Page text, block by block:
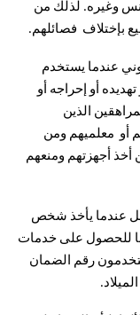
وغيره. لذلك من
بإختلاف فصائلهم.
عندما يستخدم
أو إحراجه أو
الذين
أو معلميهم ومن
أخذ أجهزتهم ومنعهم
عندما يأخذ شخص
للحصول على خدمات
رقم الضمان